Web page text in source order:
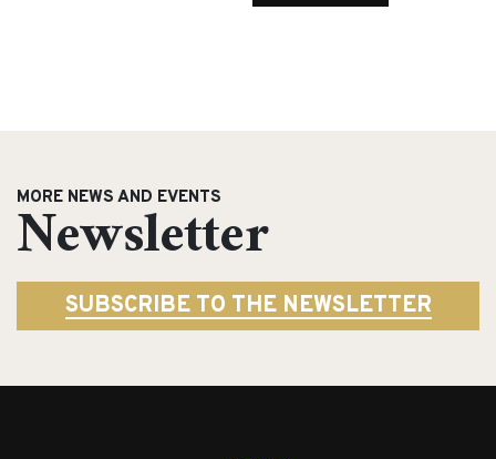
MORE NEWS AND EVENTS
Newsletter
SUBSCRIBE TO THE NEWSLETTER